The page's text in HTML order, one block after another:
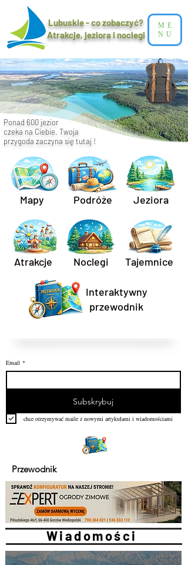
Lubuskie - co zobaczyć?
Atrakcje, jeziora i noclegi​
ME
NU
Ponad 600 jezior
czeka na Ciebie. Twoja
przygoda zaczyna się tutaj !
Mapy Podróże
Atrakcje Noclegi
Jeziora
Tajemnice
Interaktywny
przewodnik
Email *
Subskrybuj
Przewodnik
Wiadomości